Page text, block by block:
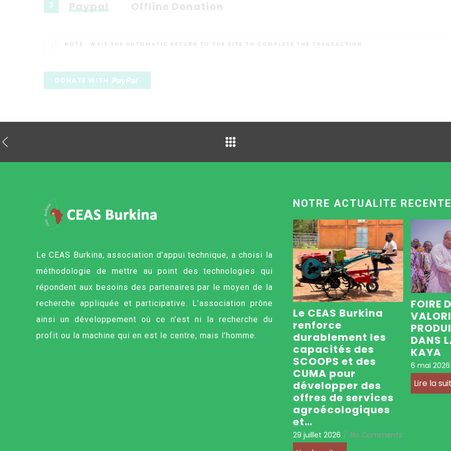
3 Paypal Offline Donation
NOTE : WAIT THE AUTOMATIC RETURN TO THE SITE TO COMPLETE THE TRANSACTION
Le CEAS Burkina, association d’appui technique, a choisi la
méthodologie de mettre au point des technologies qui
répondent aux besoins des partenaires par le moyen de la
recherche appliquée et participative. L’association prône
ainsi un développement où ce n’est ni la recherche du
profit ou la machine qui en est le centre, mais l’homme.
NOTRE ACTUALITE RECENTE
Le CEAS Burkina
renforce
durablement les
capacités des
SCOOPS et des
CUMA pour
développer des
offres de services
agroécologiques
et…
29 juillet 2026 / No Comments
FOIRE
DANS
KAYA
6 mai 2026
Lire la